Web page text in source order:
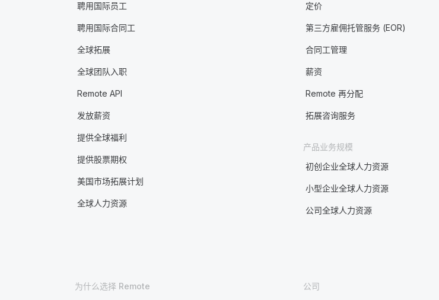
聘用国际员工
聘用国际合同工
全球拓展
全球团队入职
Remote API
发放薪资
提供全球福利
提供股票期权
美国市场拓展计划
全球人力资源
定价
第三方雇佣托管服务 (EOR)
合同工管理
薪资
Remote 再分配
拓展咨询服务
产品业务规模
初创企业全球人力资源
小型企业全球人力资源
公司全球人力资源
为什么选择 Remote
公司